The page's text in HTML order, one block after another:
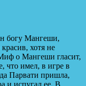
богу Мангеши,
хотя не
о Мангеши гласит,
что имел, в игре в
Парвати пришла,